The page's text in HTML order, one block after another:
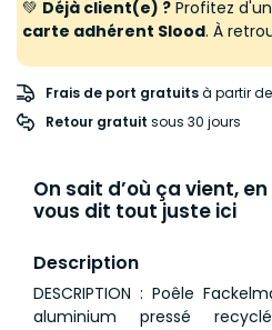
💚 Déjà client(e) ? Profitez
carte adhérent Slood. À
Frais de port gratuitsà partir
Retour gratuit sous 30 jours
On sait d’où ça vient,
vous dit tout juste ici
Description
DESCRIPTION : Poêle
aluminium pressé